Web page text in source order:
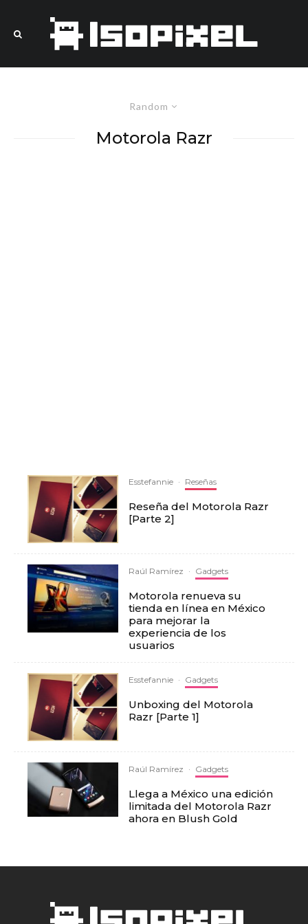
Random
Motorola Razr
Esstefannie · Reseñas
Reseña del Motorola Razr
[Parte 2]
Raúl Ramírez · Gadgets
Motorola renueva su
tienda en línea en México
para mejorar la
experiencia de los
usuarios
Esstefannie · Gadgets
Unboxing del Motorola
Razr [Parte 1]
Raúl Ramírez · Gadgets
Llega a México una edición
limitada del Motorola Razr
ahora en Blush Gold